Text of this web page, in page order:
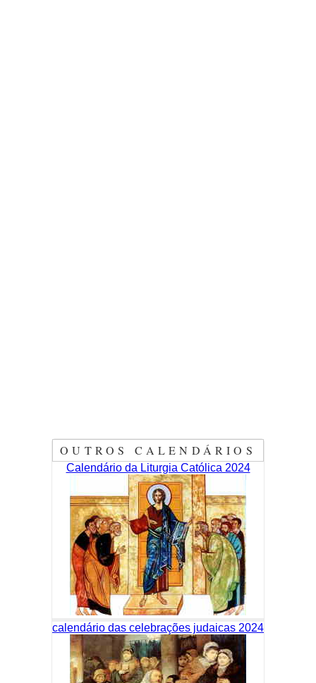
OUTROS CALENDÁRIOS
Calendário da Liturgia Católica 2024
calendário das celebrações judaicas 2024